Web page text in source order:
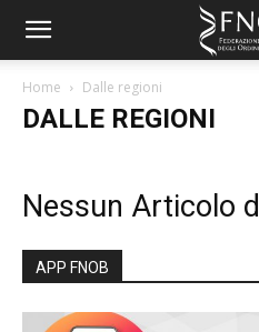
Home Dalle regioni
DALLE REGIONI
Nessun Articolo
APP FNOB